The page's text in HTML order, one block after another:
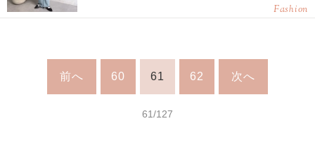
Fashion
前へ 60 61 62 次へ
61/127